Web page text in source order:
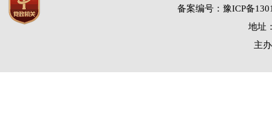
备案编号：豫ICP备
地址
主